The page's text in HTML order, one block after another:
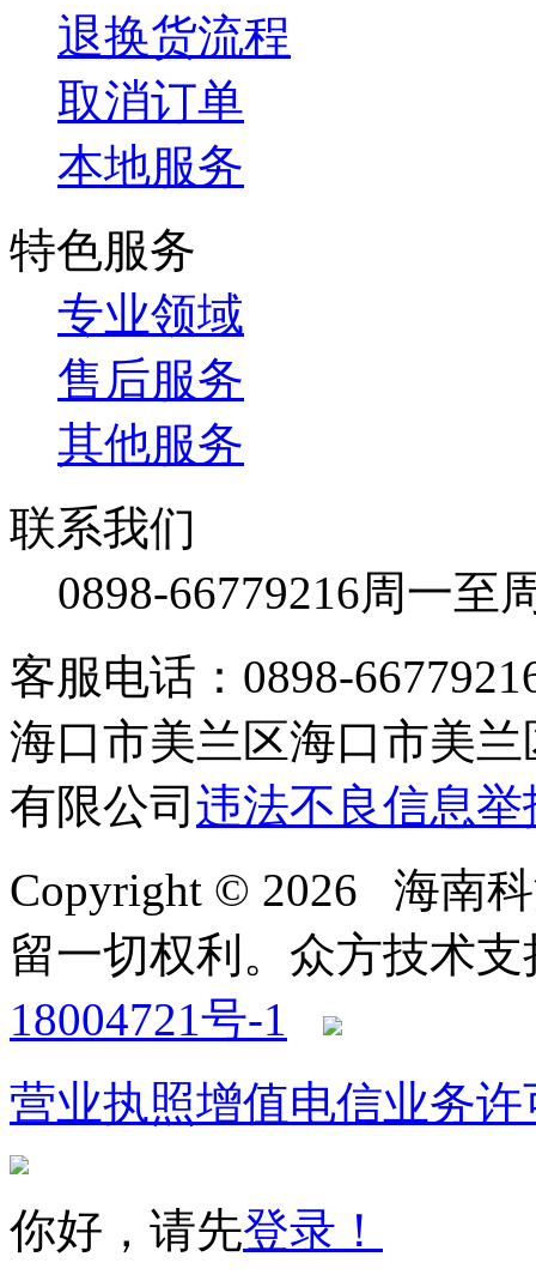
退换货流程
取消订单
本地服务
特色服务
专业领域
售后服务
其他服务
联系我们
0898-66779216周一至
客服电话：0898-
海口市美兰区海口市美
有限公司 违法不良信息举
Copyright © 2026 海南
留一切权利。 众方技术支
18004721号-1
营业执照增值电信业务许
你好，请先登录！